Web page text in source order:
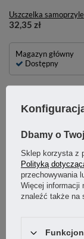
Uszczelka
32,35 zł
Magazyn główny
Dostępny
Status
Dbamy o
Sklep korzysta z
Polityką
przechowywania
Więcej informacji
znaleźć także na